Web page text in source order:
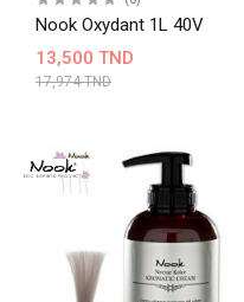
Nook Oxydant 1L 40V
13,500 TND
17,974 TND